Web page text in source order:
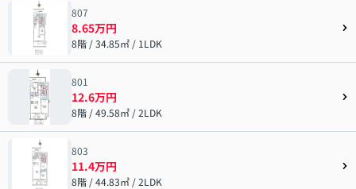
807
8.65万円
8階 / 34.85㎡ / 1LDK
801
12.6万円
8階 / 49.58㎡ / 2LDK
803
11.4万円
8階 / 44.83㎡ / 2LDK